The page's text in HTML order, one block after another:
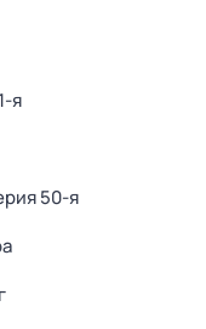
я
50-я